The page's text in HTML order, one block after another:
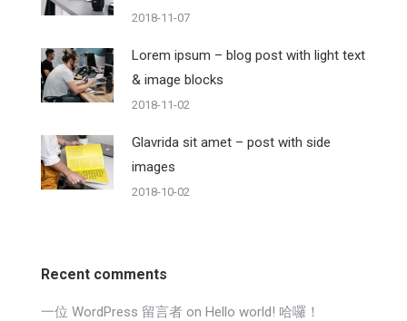
2018-11-07
Lorem ipsum – blog post with light text
& image blocks
2018-11-02
Glavrida sit amet – post with side
images
2018-10-02
Recent comments
一位 WordPress 留言者 on Hello world! 哈囉！